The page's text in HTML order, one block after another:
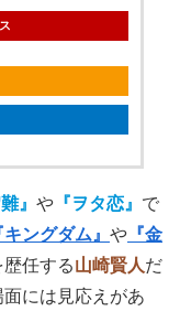
』 や 『ヲタ恋』 で
キングダム』 や 『金
任する山崎賢人だ
には見応えがあ